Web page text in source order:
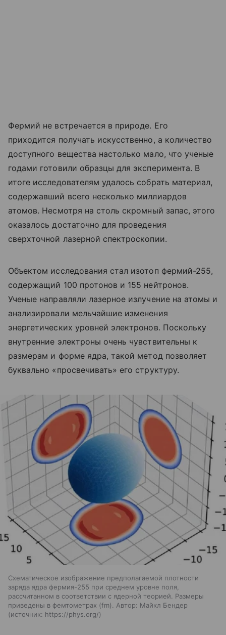
Фермий не встречается в природе. Его
приходится получать искусственно, а количество
доступного вещества настолько мало, что ученые
годами готовили образцы для эксперимента. В
итоге исследователям удалось собрать материал,
содержавший всего несколько миллиардов
атомов. Несмотря на столь скромный запас, этого
оказалось достаточно для проведения
сверхточной лазерной спектроскопии.
Объектом исследования стал изотоп фермий-255,
содержащий 100 протонов и 155 нейтронов.
Ученые направляли лазерное излучение на атомы и
анализировали мельчайшие изменения
энергетических уровней электронов. Поскольку
внутренние электроны очень чувствительны к
размерам и форме ядра, такой метод позволяет
буквально «просвечивать» его структуру.
Схематическое изображение предполагаемой плотности
заряда ядра фермия-255 при среднем уровне поля,
рассчитанном в соответствии с ядерной теорией. Размеры
приведены в фемтометрах (fm). Автор: Майкл Бендер
источник: https://phys.org/